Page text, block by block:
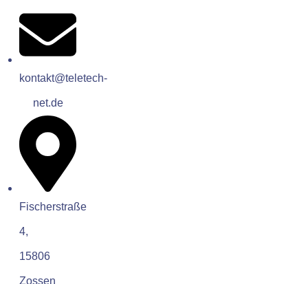
kontakt@teletech-
net.de
Fischerstraße
4,
15806
Zossen